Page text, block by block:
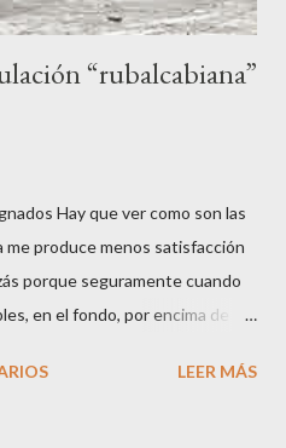
“rubalcabiana”
Hay que ver como son las
me produce menos satisfacción
porque seguramente cuando
en el fondo, por encima de la
son tan transparentes en su
LEER MÁS